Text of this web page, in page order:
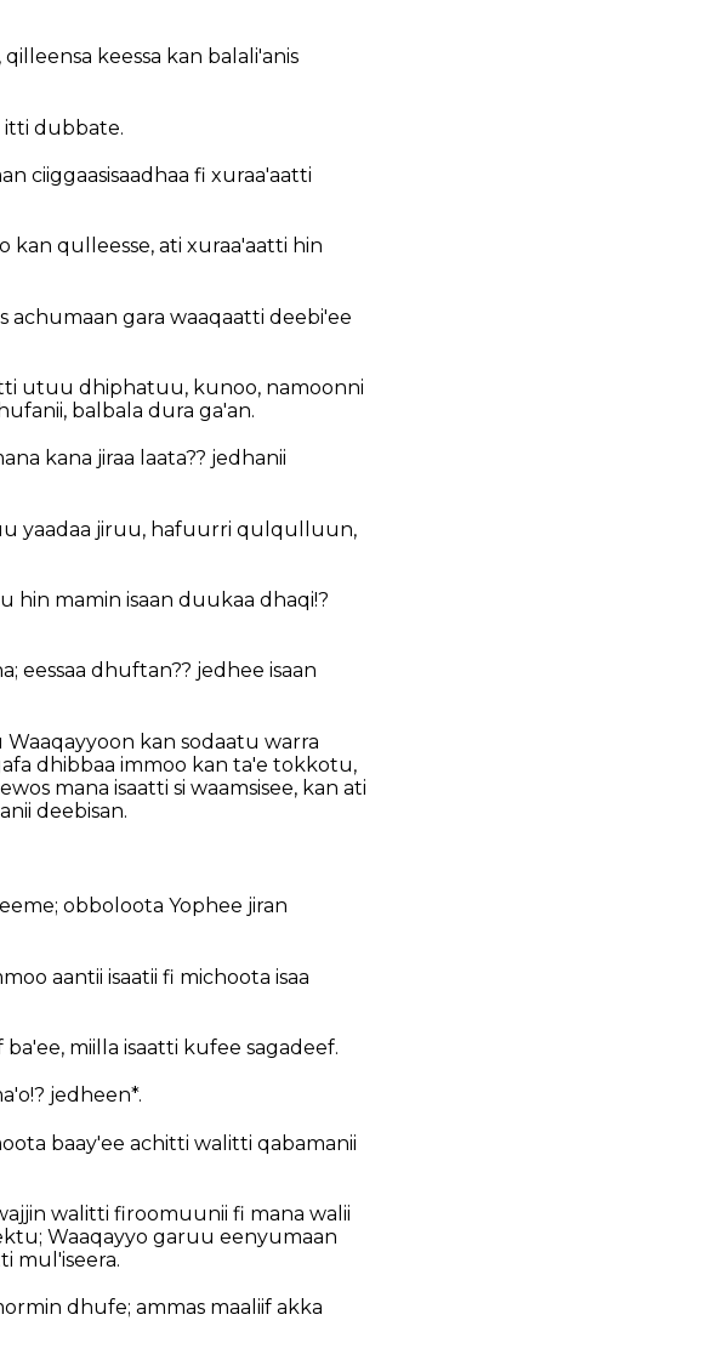
keessa kan balali'anis
itti dubbate.
ciiggaasisaadhaa fi xuraa'aatti
kan qulleesse, ati xuraa'aatti hin
achumaan gara waaqaatti deebi'ee
utuu dhiphatuu, kunoo, namoonni
balbala dura ga'an.
kana jiraa laata?? jedhanii
yaadaa jiruu, hafuurri qulqulluun,
hin mamin isaan duukaa dhaqi!?
eessaa dhuftan?? jedhee isaan
kan sodaatu warra
dhibbaa immoo kan ta'e tokkotu,
mana isaatti si waamsisee, kan ati
deebisan.
obboloota Yophee jiran
aantii isaatii fi michoota isaa
miilla isaatti kufee sagadeef.
jedheen*.
baay'ee achitti walitti qabamanii
walitti firoomuunii fi mana walii
Waaqayyo garuu eenyumaan
mul'iseera.
dhufe; ammas maaliif akka